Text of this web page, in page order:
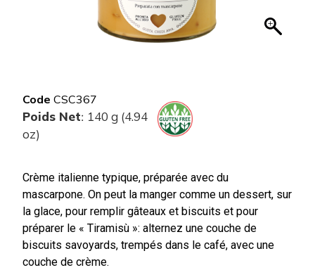
Code CSC367
Poids Net: 140 g (4.94
oz)
Crème italienne typique, préparée avec du
mascarpone. On peut la manger comme un dessert, sur
la glace, pour remplir gâteaux et biscuits et pour
préparer le « Tiramisù »: alternez une couche de
biscuits savoyards, trempés dans le café, avec une
couche de crème.